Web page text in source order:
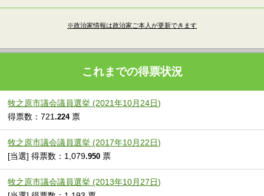
※政治家情報は政治家ご本人が更新できます
これまでの得票状況
牧之原市議会議員選挙 (2021年10月24日)
得票数：721.224票
牧之原市議会議員選挙 (2017年10月22日)
[当選] 得票数：1,079.950 票
牧之原市議会議員選挙 (2013年10月27日)